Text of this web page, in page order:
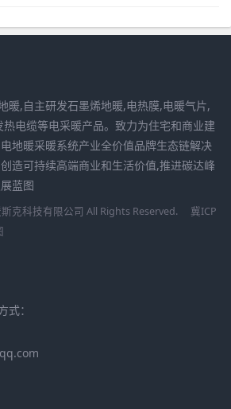
暖,自主研发石墨烯地暖,电热膜,电暖气片,
电缆等电采暖产品。致力为住宅和商业建
地暖采暖系统产业全价值品牌生态链解决
造可持续高端商业和生活价值,推进碳达峰
蓝图
克科技有限公司 All Rights Reserved.
冀ICP
式：